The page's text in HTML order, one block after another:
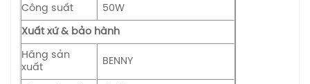
Công suất 50W
Xuất xứ & bảo hành
Hãng sản
xuất
BENNY